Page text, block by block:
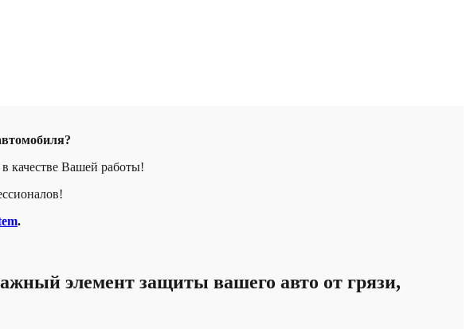
качестве Вашей работы!
.
элемент защиты вашего авто от грязи,